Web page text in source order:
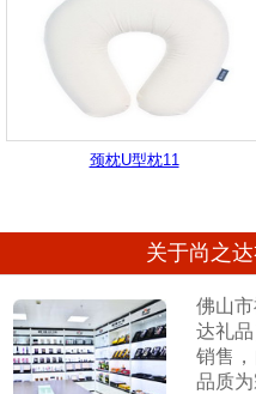
颈枕U型枕11
关于尚之
佛山
达礼
销售
品质